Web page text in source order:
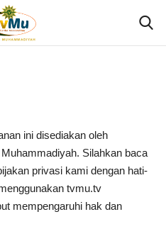
ini disediakan oleh
Silahkan baca
privasi kami dengan hati-
tvmu.tv
mempengaruhi hak dan